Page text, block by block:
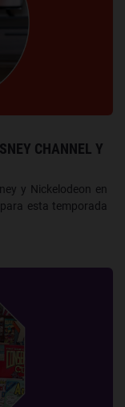
CHANNEL Y
y Nickelodeon en
esta temporada